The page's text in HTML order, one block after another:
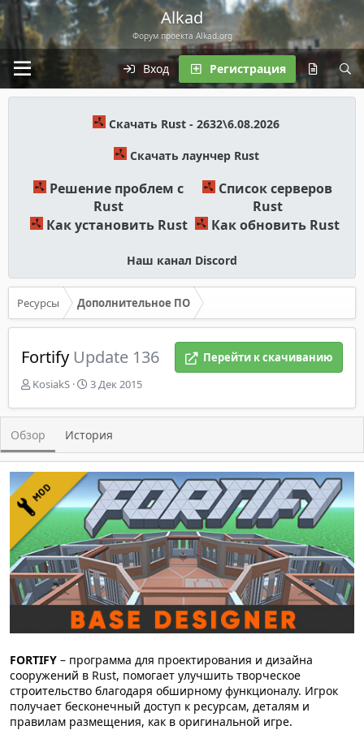
Alkad
Форум проекта Alkad.org
Вход Регистрация
Скачать Rust - 2632\6.08.2026
Скачать лаунчер Rust
Решение проблем с
Rust
Список серверов
Rust
Как установить Rust
Как обновить Rust
Наш канал Discord
Ресурсы Дополнительное ПО
Fortify Update 136
Перейти к скачиванию
А
т
р
KosiakS
Д
т
с
о
з
д
а
н
и
я
3 Дек 2015
Обзор История
FORTIFY – программа для проектирования и дизайна
сооружений в Rust, помогает улучшить творческое
строительство благодаря обширному функционалу. Игрок
получает бесконечный доступ к ресурсам, деталям и
правилам размещения, как в оригинальной игре.